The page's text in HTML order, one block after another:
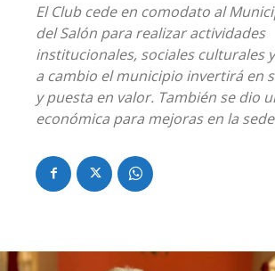
El Club cede en comodato al
del Salón para realizar actividades
institucionales, sociales culturales
a cambio el municipio invertirá en
y puesta en valor. También se dio
económica para mejoras en la